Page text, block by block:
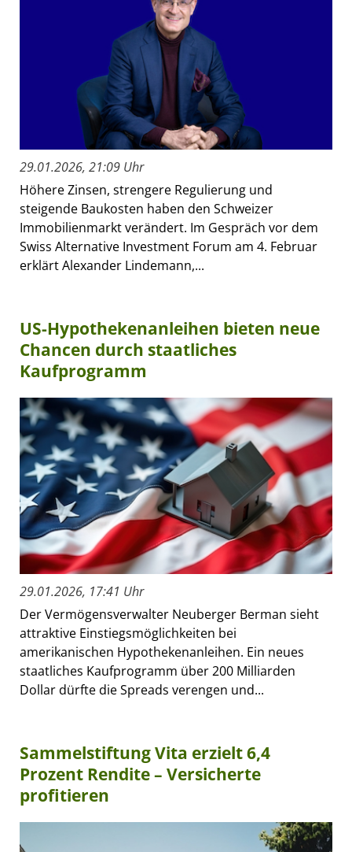
29.01.2026, 21:09 Uhr
Höhere Zinsen, strengere Regulierung und
steigende Baukosten haben den Schweizer
Immobilienmarkt verändert. Im Gespräch vor dem
Swiss Alternative Investment Forum am 4. Februar
erklärt Alexander Lindemann,...
US-Hypothekenanleihen bieten neue
Chancen durch staatliches
Kaufprogramm
29.01.2026, 17:41 Uhr
Der Vermögensverwalter Neuberger Berman sieht
attraktive Einstiegsmöglichkeiten bei
amerikanischen Hypothekenanleihen. Ein neues
staatliches Kaufprogramm über 200 Milliarden
Dollar dürfte die Spreads verengen und...
Sammelstiftung Vita erzielt 6,4
Prozent Rendite – Versicherte
profitieren